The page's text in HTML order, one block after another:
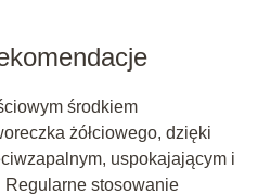
środkiem
żółciowego, dzięki
uspokajającym i
stosowanie